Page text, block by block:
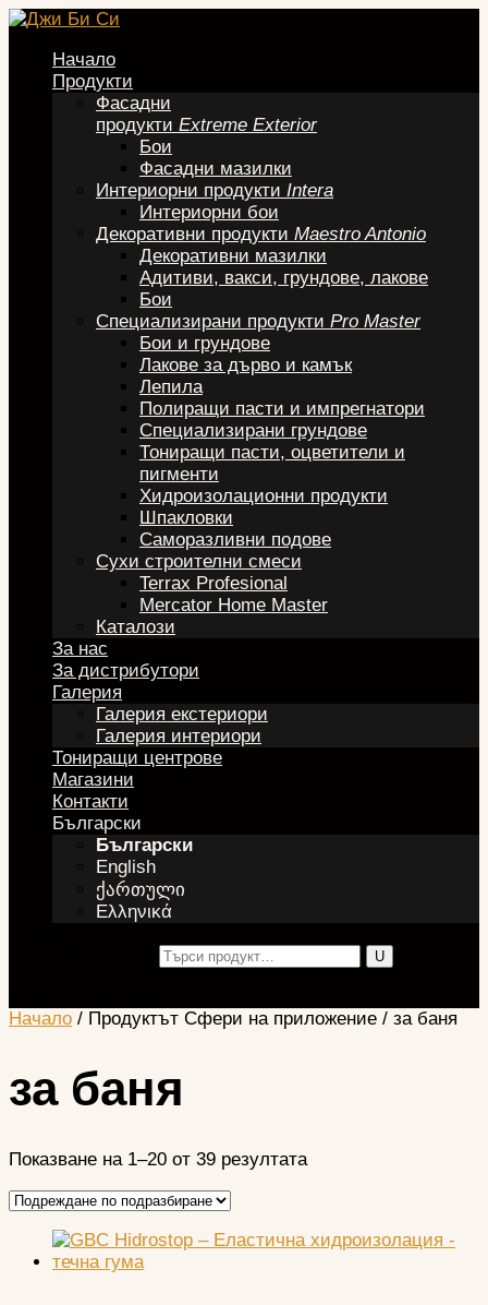
Начало
Продукти
Фасадни
продукти Extreme Exterior
Бои
Фасадни мазилки
Интериорни продукти Intera
Интериорни бои
Декоративни продукти Maestro Antonio
Декоративни мазилки
Адитиви, вакси, грундове, лакове
Бои
Специализирани продукти Pro Master
Бои и грундове
Лакове за дърво и камък
Лепила
Полиращи пасти и импрегнатори
Специализирани грундове
Тониращи пасти, оцветители и
пигменти
Хидроизолационни продукти
Шпакловки
Саморазливни подове
Сухи строителни смеси
Terrax Profesional
Mercator Home Master
Каталози
За нас
За дистрибутори
Галерия
Галерия екстериори
Галерия интериори
Тониращи центрове
Магазини
Контакти
Български
Български
English
ქართული
Ελληνικά
Начало / Продуктът Сфери на приложение / за баня
за баня
Показване на 1–20 от 39 резултата